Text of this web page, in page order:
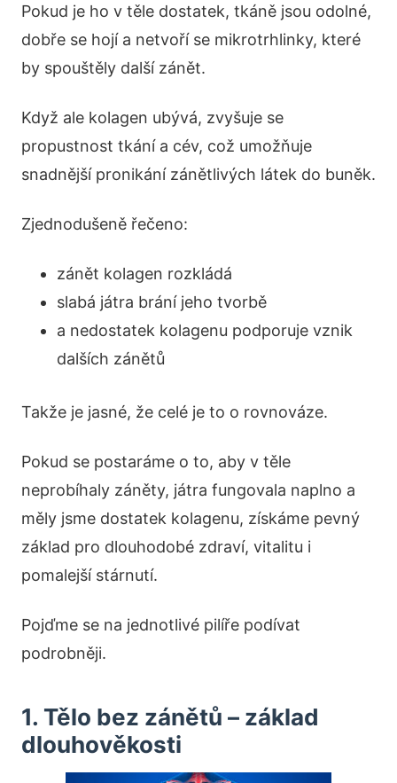
Pokud je ho v těle dostatek, tkáně jsou odolné,
dobře se hojí a netvoří se mikrotrhlinky, které
by spouštěly další zánět.
Když ale kolagen ubývá, zvyšuje se
propustnost tkání a cév, což umožňuje
snadnější pronikání zánětlivých látek do buněk.
Zjednodušeně řečeno:
zánět kolagen rozkládá
slabá játra brání jeho tvorbě
a nedostatek kolagenu podporuje vznik
dalších zánětů
Takže je jasné, že celé je to o rovnováze.
Pokud se postaráme o to, aby v těle
neprobíhaly záněty, játra fungovala naplno a
měly jsme dostatek kolagenu, získáme pevný
základ pro dlouhodobé zdraví, vitalitu i
pomalejší stárnutí.
Pojďme se na jednotlivé pilíře podívat
podrobněji.
1. Tělo bez zánětů – základ
dlouhověkosti